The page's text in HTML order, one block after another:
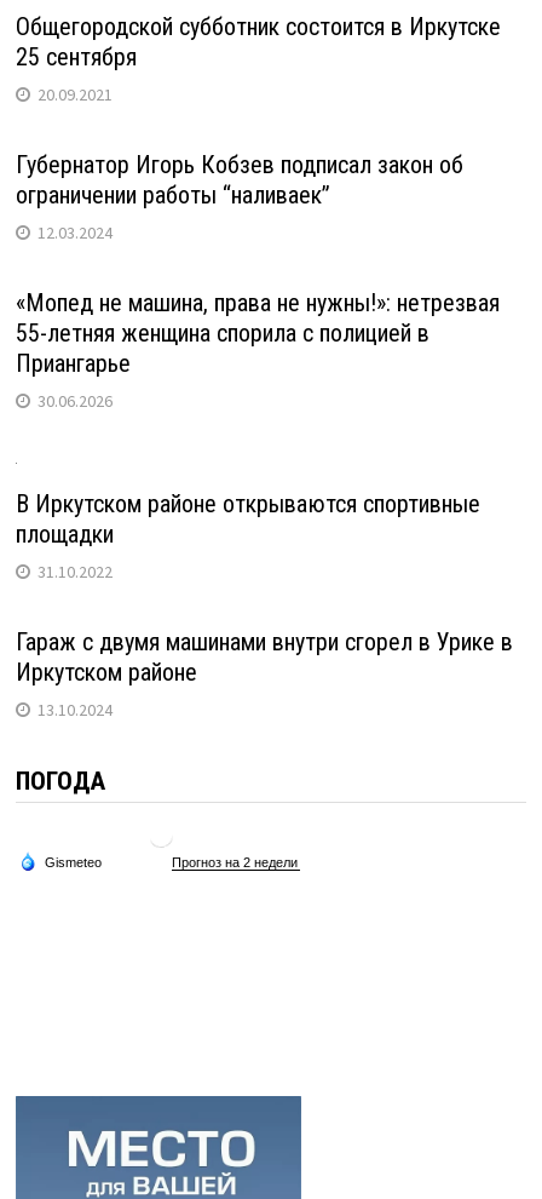
Общегородской субботник состоится в Иркутске
25 сентября
20.09.2021
Губернатор Игорь Кобзев подписал закон об
ограничении работы “наливаек”
12.03.2024
«Мопед не машина, права не нужны!»: нетрезвая
55-летняя женщина спорила с полицией в
Приангарье
30.06.2026
В Иркутском районе открываются спортивные
площадки
31.10.2022
Гараж с двумя машинами внутри сгорел в Урике в
Иркутском районе
13.10.2024
ПОГОДА